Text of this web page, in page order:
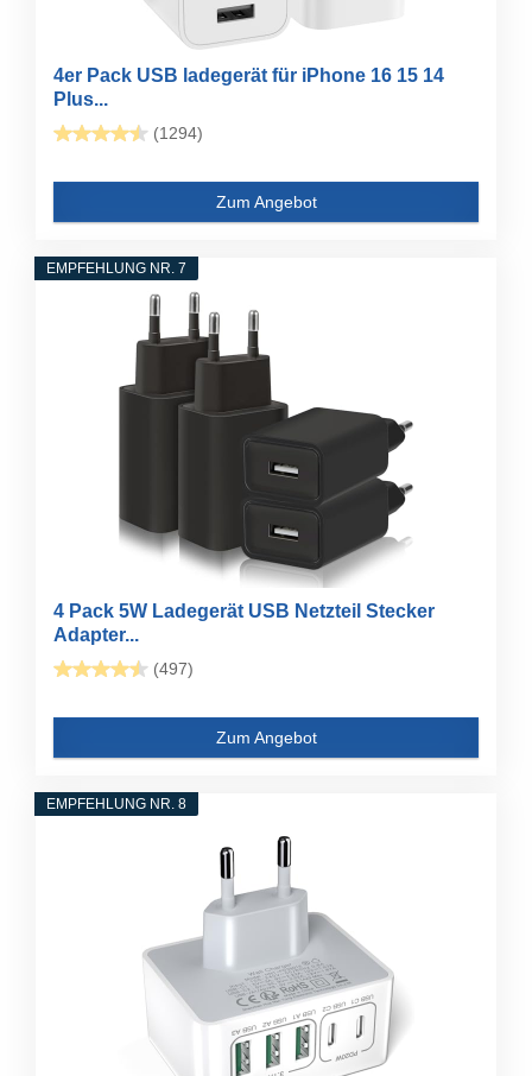
4er Pack USB ladegerät für iPhone 16 15 14
Plus...
(1294)
Zum Angebot
EMPFEHLUNG NR. 7
4 Pack 5W Ladegerät USB Netzteil Stecker
Adapter...
(497)
Zum Angebot
EMPFEHLUNG NR. 8